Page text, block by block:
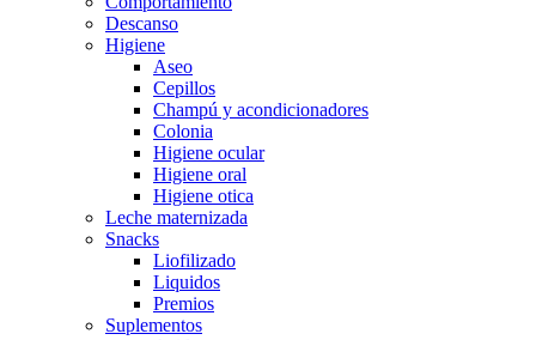
Descanso
Higiene
Aseo
Cepillos
Champú y acondicionadores
Colonia
Higiene ocular
Higiene oral
Higiene otica
Leche maternizada
Snacks
Liofilizado
Liquidos
Premios
Suplementos